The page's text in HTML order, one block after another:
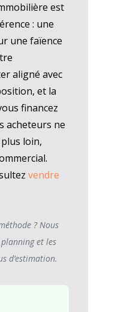
est
: une
une faïence
aligné avec
et la
financez
acheteurs ne
loin,
vendre
? Nous
et les
d’estimation.